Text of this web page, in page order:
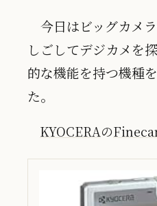
今日はビッグカメ
しごしてデジカメを
的な機能を持つ機種
た。
KYOCERAの